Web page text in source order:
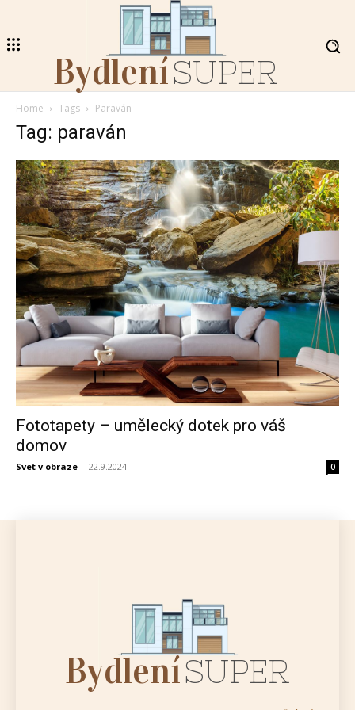
BydleníSUPER
Home Tags Paraván
Tag: paraván
Fototapety – umělecký dotek pro váš
domov
Svet v obraze - 22.9.2024 0
BydleníSUPER